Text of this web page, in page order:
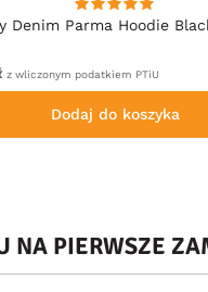
Denim Parma Hoodie
z wliczonym podatkiem PTiU
Dodaj do koszyka
NA PIERWSZE